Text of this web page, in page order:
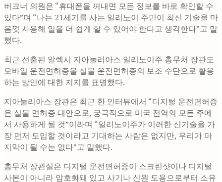
버크너 의원은 “휴대폰을 꺼내면 모든 정보를 바로 확인할 수
있다”며 “나는 21세기를 사는 일리노이 주민이 최신 기술을 마
음껏 사용해 일을 더 쉽게 할 수 있어야 한다고 생각한다”고 말
했다.
최근 선출된 알렉시 지아눌리아스 일리노이주 총무처 장관도
모바일 운전면허증을 실물 운전면허증의 보조 수단으로 활용
하는 방안에 대한 지지를 표명했다.
지아눌리아스 장관은 최근 한 인터뷰에서 “디지털 운전면허증
은 실물 면허증 대안으로, 궁극적으로 미국 전역의 모든 주에
서 사용하게 될 것”이라며 “일리노이주가 이러한 신기술을 가
장 먼저 도입할 것이라고 기대하는 사람은 없지만, 우리가 마
지막이 될 수는 없다”고 말했다.
총무처 장관실은 디지털 운전면허증이 스크린샷이나 디지털
사본이 아니라 암호화돼 있고 사기나 신원 도용으로부터 소유